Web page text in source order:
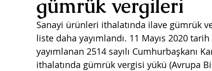
gümrük vergileri
Sanayi ürünleri ithalatında ilave gümrük
liste daha yayımlandı. 11 Mayıs 2020
yayımlanan 2514 sayılı Cumhurbaşkanı
ithalatında gümrük vergisi yükü (Avrupa